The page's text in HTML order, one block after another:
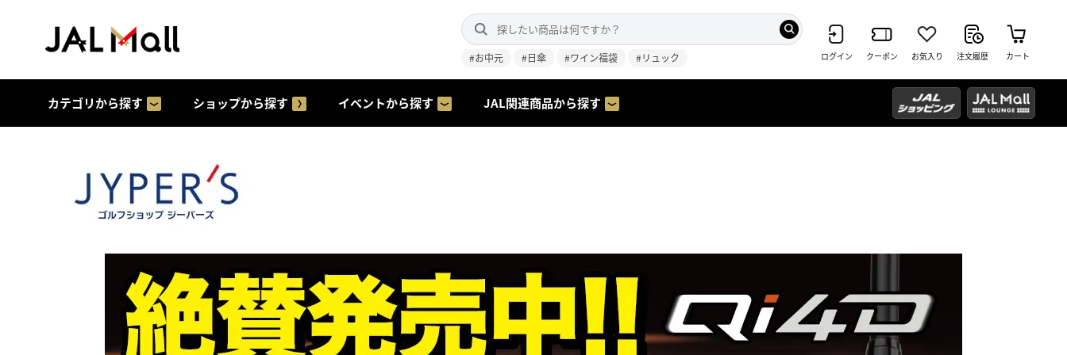
#お中元 #日傘 #ワイン福袋 #リュック ログイン クーポン お気入り 注文履歴 カート
カテゴリから探す ショップから探す イベントから探す JAL関連商品から探す